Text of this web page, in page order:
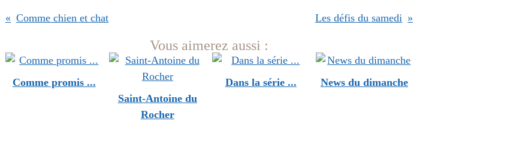
Comme chien et chat Les défis du samedi
Vous aimerez aussi :
Comme promis ...
Saint-Antoine du
Rocher
Dans la série ... News du dimanche